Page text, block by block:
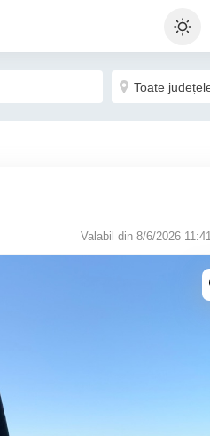
Valabil din 8/6/2026